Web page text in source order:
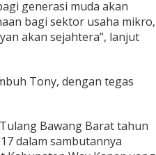
generasi muda akan
bagi sektor usaha mikro,
akan sejahtera”, lanjut
Tony, dengan tegas
Bawang Barat tahun
dalam sambutannya